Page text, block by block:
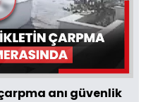
anı güvenlik